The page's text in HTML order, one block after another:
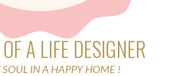
A LIFE DESIGNER
IN A HAPPY HOME !